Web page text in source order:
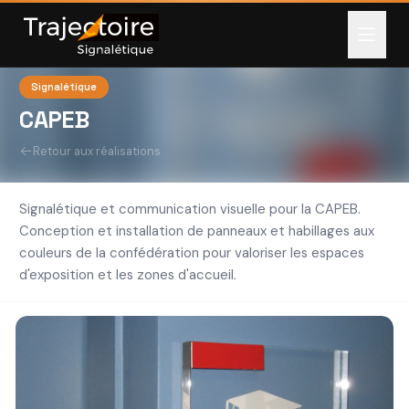
Signalétique
CAPEB
Retour aux réalisations
Signalétique et communication visuelle pour la CAPEB.
Conception et installation de panneaux et habillages aux
couleurs de la confédération pour valoriser les espaces
d'exposition et les zones d'accueil.